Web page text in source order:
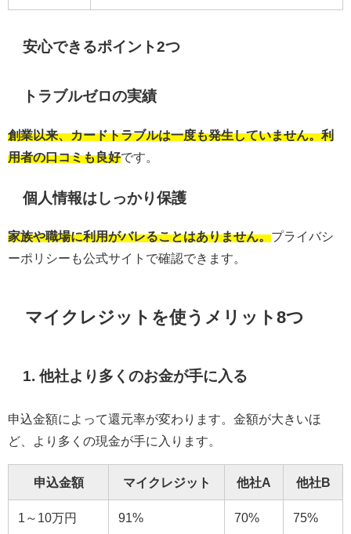
安心できるポイント2つ
トラブルゼロの実績
創業以来、カードトラブルは一度も発生していません。利
用者の口コミも良好です。
個人情報はしっかり保護
家族や職場に利用がバレることはありません。プライバシ
ーポリシーも公式サイトで確認できます。
マイクレジットを使うメリット8つ
1. 他社より多くのお金が手に入る
申込金額によって還元率が変わります。金額が大きいほ
ど、より多くの現金が手に入ります。
申込金額 マイクレジット 他社A 他社B
1～10万円 91% 70% 75%